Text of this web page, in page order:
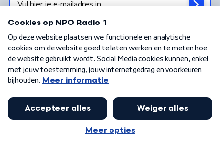
Algemene voorwaarden